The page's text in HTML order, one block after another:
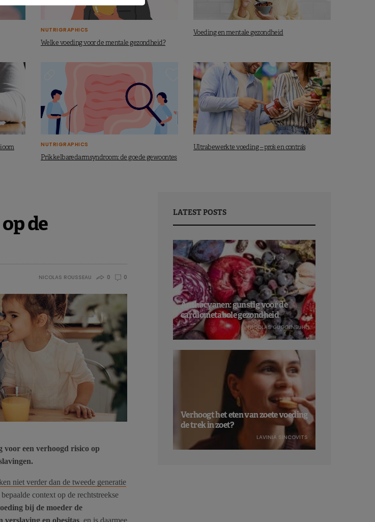
NUTRIGRAPHICS
Welke voeding voor de mentale gezondheid?
Voeding en mentale gezondheid
NUTRIGRAPHICS
Prikkelbaredarmsyndroom: de goede gewoontes
Ultrabewerkte voeding – pro’s en contra’s
de
NICOLAS ROUSSEAU 0 0
een verhoogd risico op
niet verder dan de tweede generatie
context op de rechtstreekse
bij de moeder de
verslaving en obesitas , en is daarmee
LATEST POSTS
Anthocyanen: gunstig voor de
cardiometabole gezondheid
NICOLAS GUGGENBÜHL
Verhoogt het eten van zoete voeding
de trek in zoet?
LAVINIA SINCOVITS